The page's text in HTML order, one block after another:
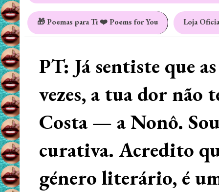
🎁 Poemas para Ti ❤️ Poems for You Loja
PT: Já sentiste que
vezes, a tua dor não
Costa — a Nonô.
curativa. Acredito
género literário, é